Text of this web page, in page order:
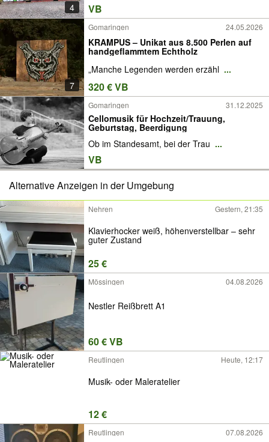
4 VB
7
Gomaringen 24.05.2026
KRAMPUS – Unikat aus 8.500 Perlen auf
handgeflammtem Echtholz
„Manche Legenden werden erzähl ...
320 € VB
Gomaringen 31.12.2025
Cellomusik für Hochzeit/Trauung,
Geburtstag, Beerdigung
Ob im Standesamt, bei der Trau ...
VB
Alternative Anzeigen in der Umgebung
Nehren Gestern, 21:35
Klavierhocker weiß, höhenverstellbar – sehr
guter Zustand
25 €
Mössingen 04.08.2026
Nestler Reißbrett A1
60 € VB
Reutlingen Heute, 12:17
Musik- oder Maleratelier
12 €
Reutlingen 07.08.2026